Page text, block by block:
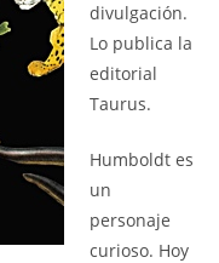
divulgación.
Lo publica la
editorial
Taurus.
Humboldt es
un
personaje
curioso. Hoy